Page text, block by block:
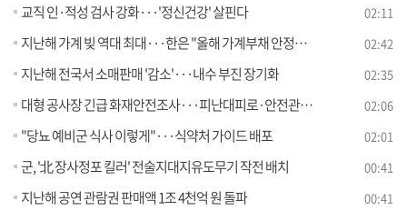
교직 인·적성 검사 강화···'정신건강' 살핀다 02:11
지난해 가계 빚 역대 최대···한은 "올해 가계부채 안정될 것" 02:42
지난해 전국서 소매판매 '감소'···내수 부진 장기화 02:35
대형 공사장 긴급 화재안전조사···피난대피로·안전관리자 점검 02:06
"당뇨 예비군 식사 이렇게"···식약처 가이드 배포 02:01
군, '北 장사정포 킬러' 전술지대지유도무기 작전 배치 00:41
지난해 공연 관람권 판매액 1조 4천억 원 돌파 00:41